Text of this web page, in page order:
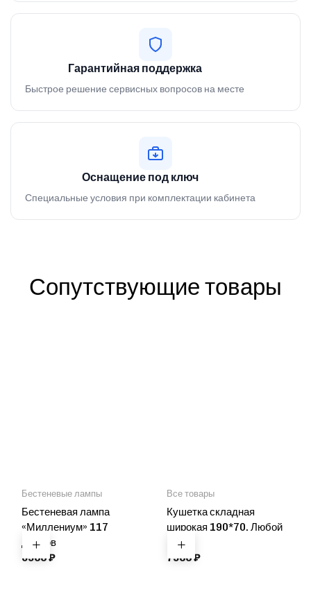
Гарантийная поддержка
Быстрое решение сервисных вопросов на месте
Оснащение под ключ
Специальные условия при комплектации кабинета
Сопутствующие товары
Бестеневые лампы
Бестеневая лампа
«Миллениум» 117
диодов
6900₽
Все товары
Кушетка складная
широкая 190*70. Любой
цвет
7900₽